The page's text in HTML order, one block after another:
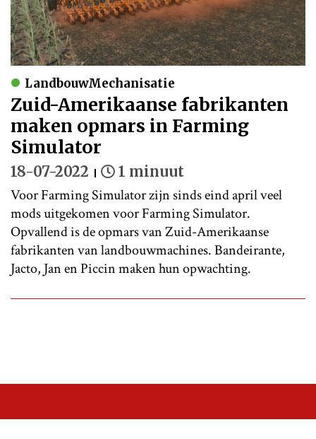
LandbouwMechanisatie
Zuid-Amerikaanse fabrikanten
maken opmars in Farming
Simulator
18-07-2022 1 minuut
Voor Farming Simulator zijn sinds eind april veel
mods uitgekomen voor Farming Simulator.
Opvallend is de opmars van Zuid-Amerikaanse
fabrikanten van landbouwmachines. Bandeirante,
Jacto, Jan en Piccin maken hun opwachting.